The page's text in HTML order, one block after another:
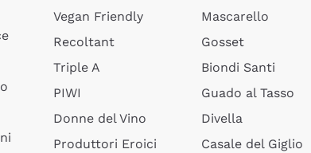
Vegan Friendly
Recoltant
Triple A
PIWI
Donne del Vino
Produttori Eroici
Mascarello
Gosset
Biondi Santi
Guado al Tasso
Divella
Casale del Giglio